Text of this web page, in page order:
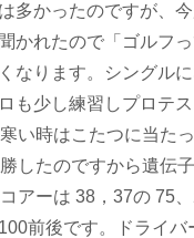
多かったのですが、
かれたので「ゴルフ
なります。シングル
も少し練習しプロテ
い時はこたつに当た
したのですから遺伝
アーは 38，37の 75
前後です。ドライ